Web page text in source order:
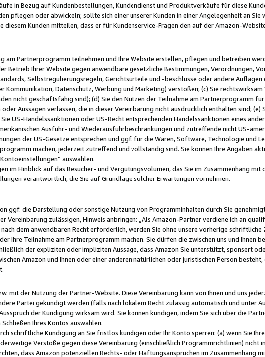
in Bezug auf Kundenbestellungen, Kundendienst und Produktverkäufe für diese
pflegen oder abwickeln; sollte sich einer unserer Kunden in einer Angelegenheit an Sie
Kunden mitteilen, dass er für Kundenservice-Fragen den auf der Amazon-
am Partnerprogramm teilnehmen und Ihre Website erstellen, pflegen und betreiben
Betrieb Ihrer Website gegen anwendbare gesetzliche Bestimmungen, Verordnungen,
Selbstregulierungsregeln, Gerichtsurteile und -beschlüsse oder andere Auflagen
Datenschutz, Werbung und Marketing) verstoßen; (c) Sie rechtswirksam
nicht geschäftsfähig sind); (d) Sie den Nutzen der Teilnahme am Partnerprogramm
Aussagen verlassen, die in dieser Vereinbarung nicht ausdrücklich enthalten sind; (e)
US-Handelssanktionen oder US-Recht entsprechenden Handelssanktionen eines
Ausfuhr- und Wiederausfuhrbeschränkungen und zutreffende nicht US-
der US-Gesetze entsprechen und ggf. für die Waren, Software, Technologie und
machen, jederzeit zutreffend und vollständig sind. Sie können Ihre Angaben
auswählen.
im Hinblick auf das Besucher- und Vergütungsvolumen, das Sie im Zusammenhang mit
verantwortlich, die Sie auf Grundlage solcher Erwartungen vornehmen.
ggf. die Darstellung oder sonstige Nutzung von Programminhalten durch Sie
Vereinbarung zulässigen, Hinweis anbringen: „Als Amazon-Partner verdiene ich an
dem anwendbaren Recht erforderlich, werden Sie ohne unsere vorherige schriftliche
Ihre Teilnahme am Partnerprogramm machen. Sie dürfen die zwischen uns und Ihnen
der expliziten oder impliziten Aussage, dass Amazon Sie unterstützt, sponsert
Amazon und Ihnen oder einer anderen natürlichen oder juristischen Person besteht,
mit der Nutzung der Partner-Website. Diese Vereinbarung kann von Ihnen und uns
Partei gekündigt werden (falls nach lokalem Recht zulässig automatisch und unter
der Kündigung wirksam wird. Sie können kündigen, indem Sie sich über die
Ihres Kontos auswählen.
schriftliche Kündigung an Sie fristlos kündigen oder Ihr Konto sperren: (a) wenn Sie
Verstöße gegen diese Vereinbarung (einschließlich Programmrichtlinien) nicht
dass Amazon potenziellen Rechts- oder Haftungsansprüchen im Zusammenhang